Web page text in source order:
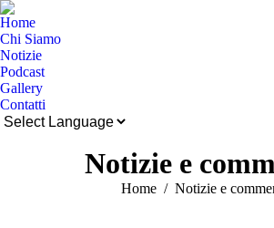
Home
Chi Siamo
Notizie
Podcast
Gallery
Contatti
Notizie e
Tu sei qui:
Home Notizie e